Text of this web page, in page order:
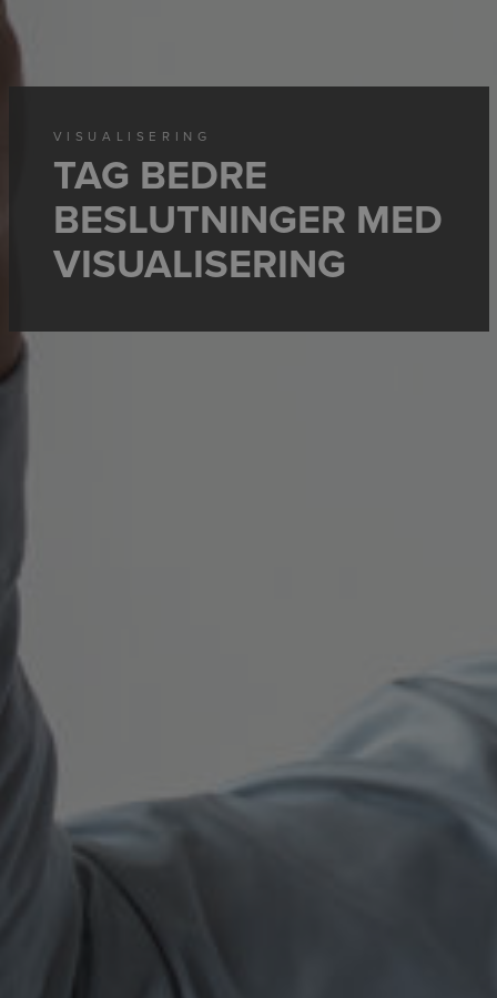
VISUALISERING
TAG BEDRE
BESLUTNINGER MED
VISUALISERING